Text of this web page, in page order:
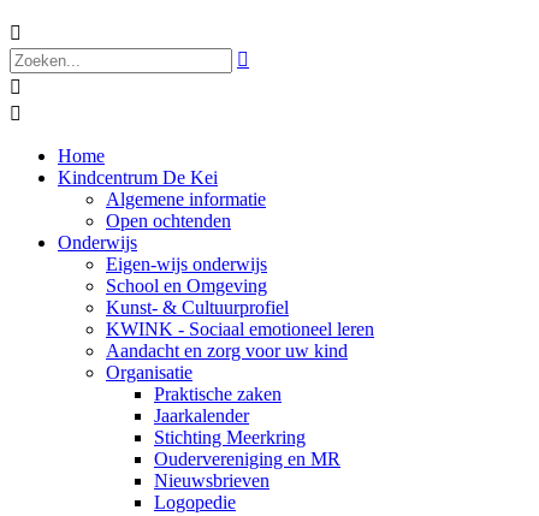




Home
Kindcentrum De Kei
Algemene informatie
Open ochtenden
Onderwijs
Eigen-wijs onderwijs
School en Omgeving
Kunst- & Cultuurprofiel
KWINK - Sociaal emotioneel leren
Aandacht en zorg voor uw kind
Organisatie
Praktische zaken
Jaarkalender
Stichting Meerkring
Oudervereniging en MR
Nieuwsbrieven
Logopedie